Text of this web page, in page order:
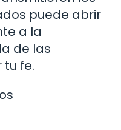
puede abrir
a la
de las
tu fe.